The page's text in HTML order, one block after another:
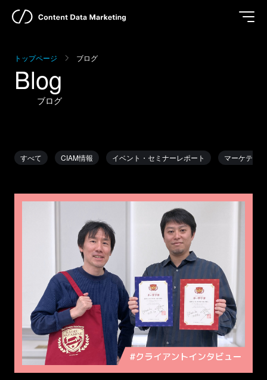
トップページ ブログ
Blog
ブログ
すべて CIAM情報 イベント・セミナーレポート マーケティ